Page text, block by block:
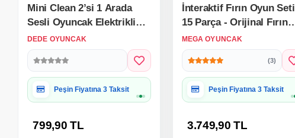
Mini Clean 2’si 1 Arada
Sesli Oyuncak Elektrikli
Süpürge – 70 cm
DEDE OYUNCAK
Hediye Paketine Uygun
799,90 TL
İnteraktif Fırın Oyun Seti
15 Parça - Orijinal Fırın
Makinesi - Çalışan Fırın
Seti - Pilli Fırın Eşyası
MEGA OYUNCAK
(3)
Hediye Paketine Uygun
3.749,90 TL